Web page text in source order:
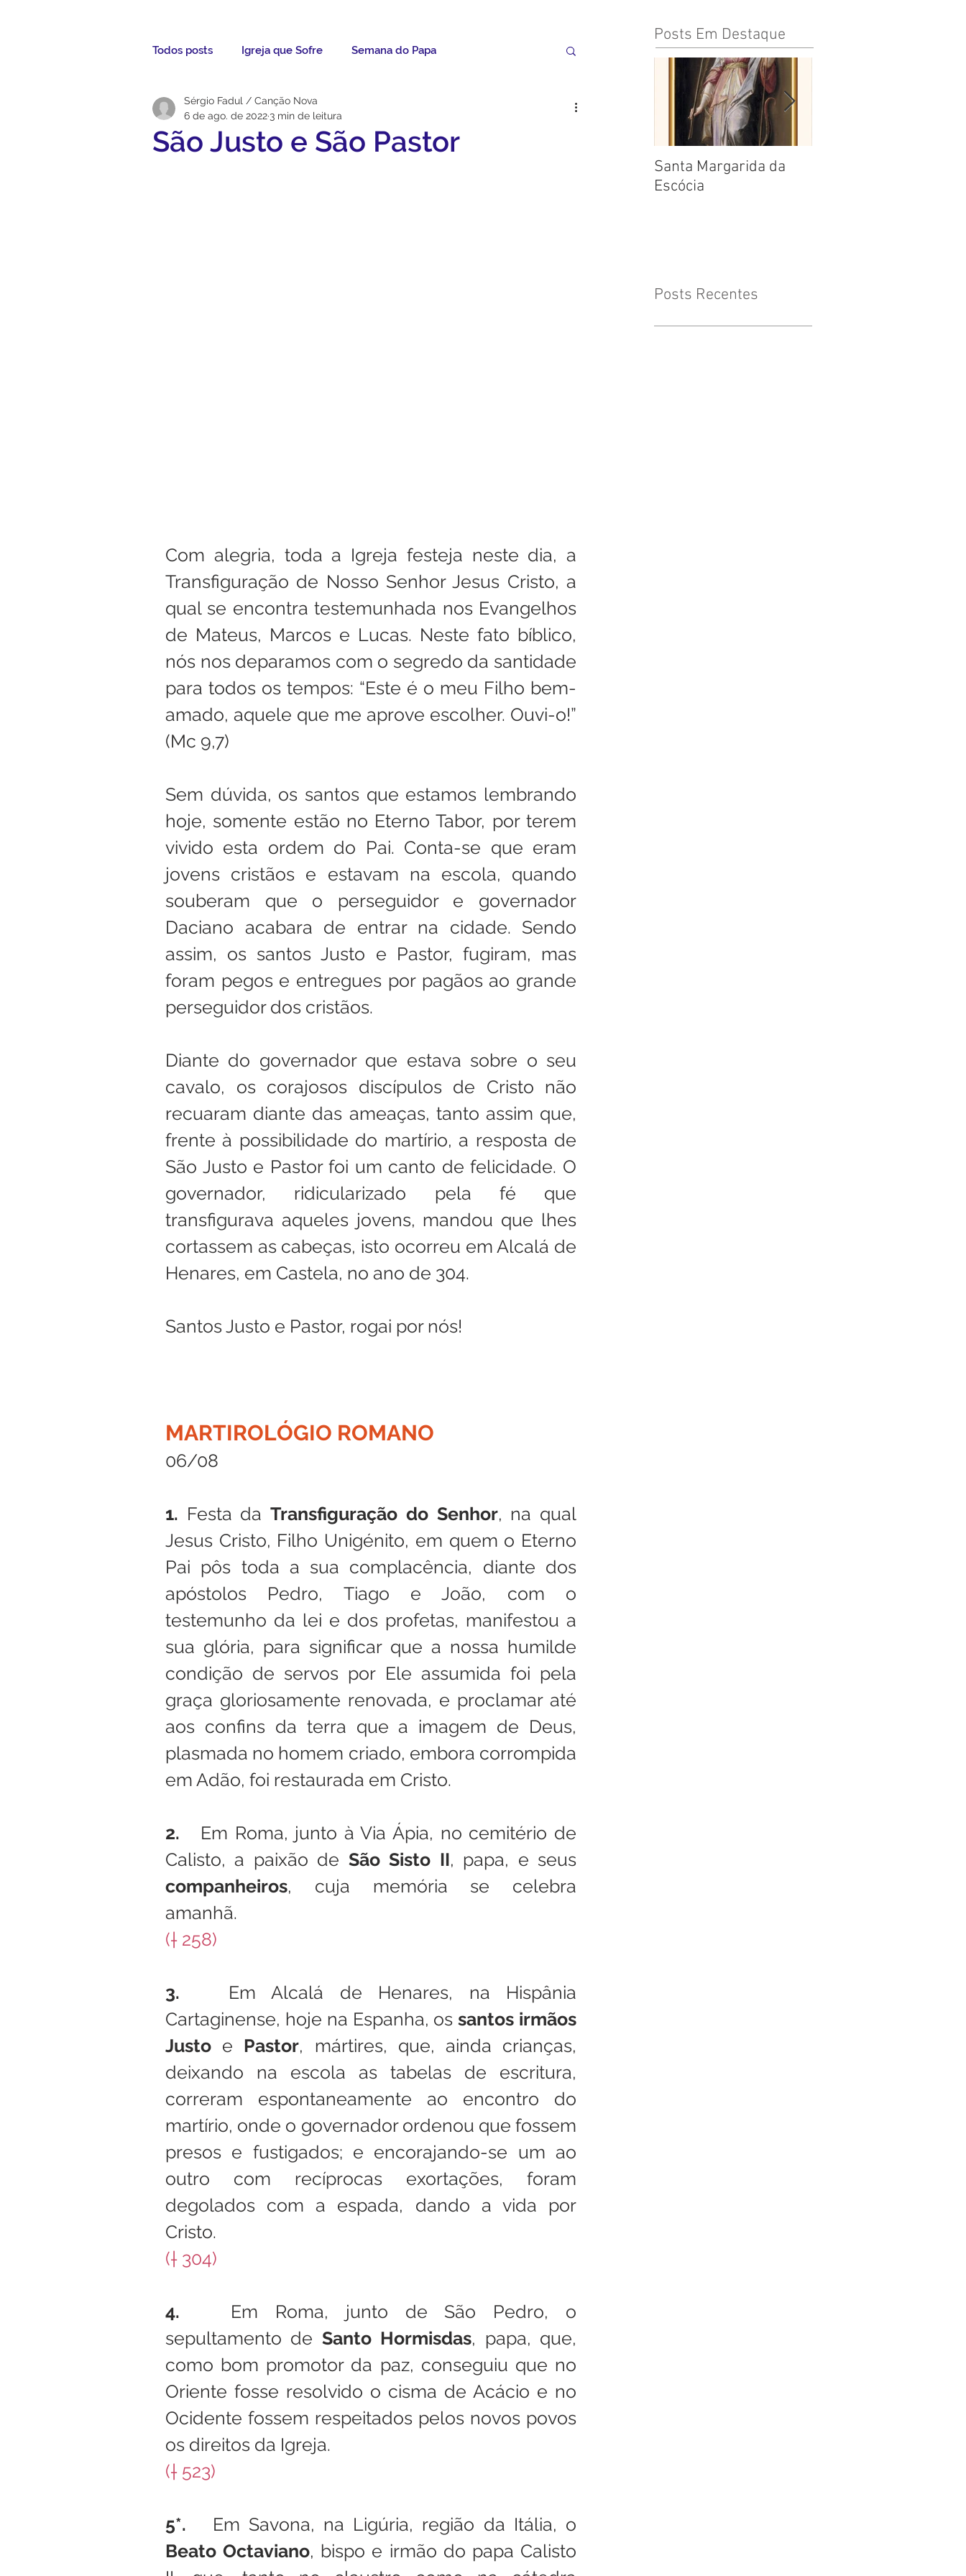
Todos posts Igreja que Sofre Semana do Papa
Mensagem da Semana
São Justo e São Pastor
Sérgio Fadul / Canção Nova
6 de ago. de 2022 3 min de leitura
Com alegria, toda a Igreja festeja neste dia, a
Transfiguração de Nosso Senhor Jesus Cristo, a
qual se encontra testemunhada nos Evangelhos
de Mateus, Marcos e Lucas. Neste fato bíblico,
nós nos deparamos com o segredo da santidade
para todos os tempos: “Este é o meu Filho bem-
amado, aquele que me aprove escolher. Ouvi-o!”
(Mc 9,7)
Sem dúvida, os santos que estamos lembrando
hoje, somente estão no Eterno Tabor, por terem
vivido esta ordem do Pai. Conta-se que eram
jovens cristãos e estavam na escola, quando
souberam que o perseguidor e governador
Daciano acabara de entrar na cidade. Sendo
assim, os santos Justo e Pastor, fugiram, mas
foram pegos e entregues por pagãos ao grande
perseguidor dos cristãos.
Diante do governador que estava sobre o seu
cavalo, os corajosos discípulos de Cristo não
recuaram diante das ameaças, tanto assim que,
frente à possibilidade do martírio, a resposta de
São Justo e Pastor foi um canto de felicidade. O
governador, ridicularizado pela fé que
transfigurava aqueles jovens, mandou que lhes
cortassem as cabeças, isto ocorreu em Alcalá de
Henares, em Castela, no ano de 304.
Santos Justo e Pastor, rogai por nós!
MARTIROLÓGIO ROMANO
06/08
1. Festa da Transfiguração do Senhor, na qual
Jesus Cristo, Filho Unigénito, em quem o Eterno
Pai pôs toda a sua complacência, diante dos
apóstolos Pedro, Tiago e João, com o
testemunho da lei e dos profetas, manifestou a
sua glória, para significar que a nossa humilde
condição de servos por Ele assumida foi pela
graça gloriosamente renovada, e proclamar até
aos confins da terra que a imagem de Deus,
plasmada no homem criado, embora corrompida
em Adão, foi restaurada em Cristo.
2. Em Roma, junto à Via Ápia, no cemitério de
Calisto, a paixão de São Sisto II, papa, e seus
companheiros, cuja memória se celebra
amanhã.
(† 258)
3. Em Alcalá de Henares, na Hispânia
Cartaginense, hoje na Espanha, os santos irmãos
Justo e Pastor, mártires, que, ainda crianças,
deixando na escola as tabelas de escritura,
correram espontaneamente ao encontro do
martírio, onde o governador ordenou que fossem
presos e fustigados; e encorajando-se um ao
outro com recíprocas exortações, foram
degolados com a espada, dando a vida por
Cristo.
(† 304)
4. Em Roma, junto de São Pedro, o
sepultamento de Santo Hormisdas, papa, que,
como bom promotor da paz, conseguiu que no
Oriente fosse resolvido o cisma de Acácio e no
Ocidente fossem respeitados pelos novos povos
os direitos da Igreja.
(† 523)
5*.
Beato Octaviano, bispo e irmão do papa Calisto
Posts Em Destaque
Santa Margarida da
Escócia
Posts Recentes